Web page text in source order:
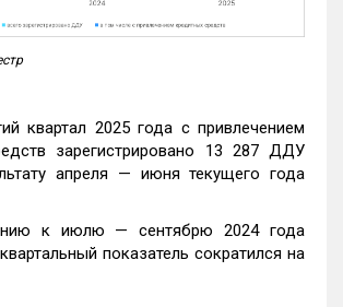
квартал 2025 года с привлечением
зарегистрировано 13 287 ДДУ
апреля — июня текущего года
к июлю — сентябрю 2024 года
показатель сократился на